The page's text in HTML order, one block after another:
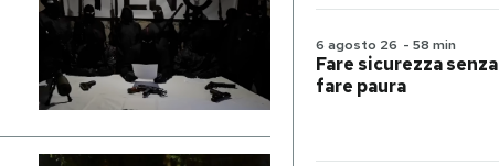
6 agosto 26 - 58 min
Fare sicurezza senza
fare paura